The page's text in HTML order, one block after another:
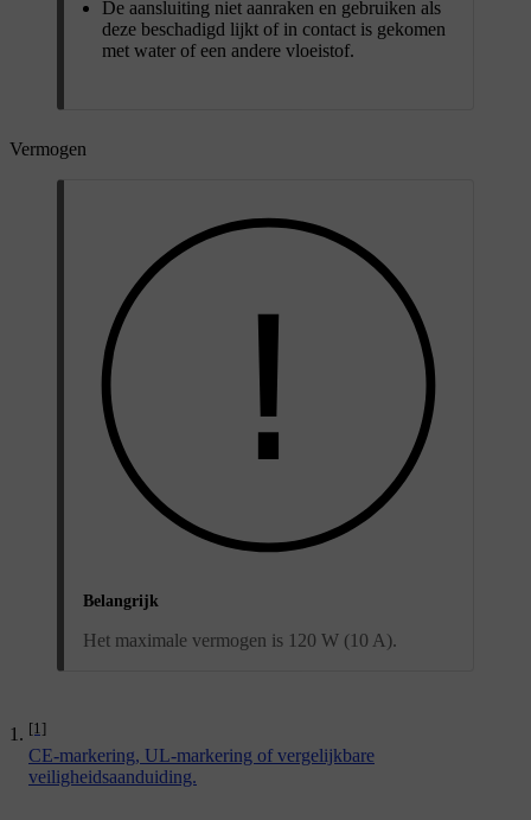
De aansluiting niet aanraken en gebruiken als
deze beschadigd lijkt of in contact is gekomen
met water of een andere vloeistof.
Vermogen
Belangrijk
Het maximale vermogen is 120 W (10 A).
[1]
CE-markering, UL-markering of vergelijkbare
veiligheidsaanduiding.